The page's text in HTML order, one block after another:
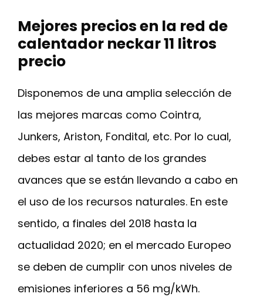
Mejores precios en la red de
calentador neckar 11 litros
precio
Disponemos de una amplia selección de
las mejores marcas como Cointra,
Junkers, Ariston, Fondital, etc. Por lo cual,
debes estar al tanto de los grandes
avances que se están llevando a cabo en
el uso de los recursos naturales. En este
sentido, a finales del 2018 hasta la
actualidad 2020; en el mercado Europeo
se deben de cumplir con unos niveles de
emisiones inferiores a 56 mg/kWh.